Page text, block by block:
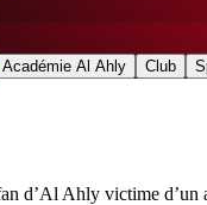
Académie Al Ahly Club
d’Al Ahly victime d’un